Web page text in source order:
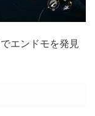
でエンドモを発見